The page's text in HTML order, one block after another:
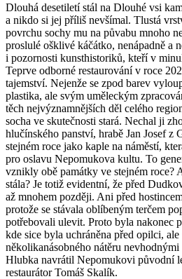
Dlouhá desetiletí stál na Dlouhé vsi
a nikdo si jej příliš nevšímal. Tlustá
povrchu sochy mu na půvabu mnoho
proslulé ošklivé káčátko, nenápadně a
i pozornosti kunsthistoriků, kteří v
Teprve odborné restaurování v roce
tajemství. Nejenže se zpod barev
plastika, ale svým uměleckým
těch nejvýznamnějších děl celého
socha ve skutečnosti stará. Nechal ji
hlučínského panství, hrabě Jan Josef z
stejném roce jako kaple na náměstí,
pro oslavu Nepomukova kultu. To
vznikly obě památky ve stejném roce?
stála? Je totiž evidentní, že před
až mnohem později. Ani před
protože se stávala oblíbeným terčem
potřebovali ulevit. Proto byla nakonec
kde sice byla uchráněna před opilci, ale
několikanásobného nátěru
Hlubka navrátil Nepomukovi původní
restaurátor Tomáš Skalík.